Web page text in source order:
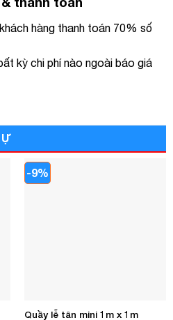
hàng thanh toán 70% số
kỳ chi phí nào ngoài báo giá
-9%
Quầy lễ tân mini 1m x 1m